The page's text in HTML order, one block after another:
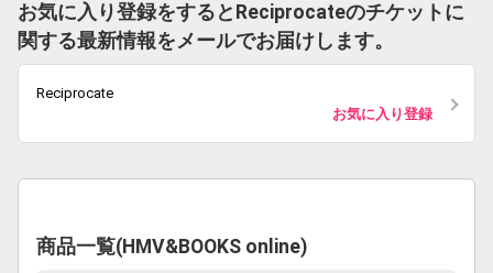
お気に入り登録をするとReciprocateのチケットに
関する最新情報をメールでお届けします。
Reciprocate
お気に入り登録
商品一覧(HMV&BOOKS online)